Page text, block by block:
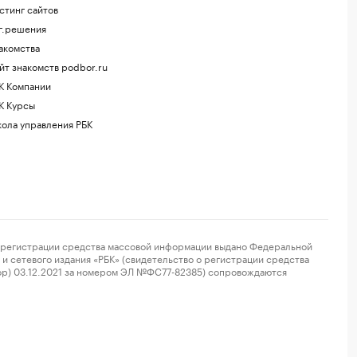
сайтов
знакомств podbor.ru
Компании
Курсы
управления РБК
средства массовой информации выдано Федеральной
издания «РБК» (свидетельство о регистрации средства
03.12.2021 за номером ЭЛ №ФС77-82385) сопровождаются